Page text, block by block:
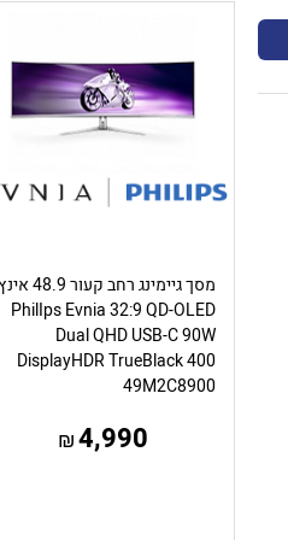
מסך גיימינג רחב קעור
PhilIps Evnia 32:9 QD-OLED
Dual QHD USB-C 90W
DisplayHDR TrueBlack 400
49M2C8900
4,990
₪